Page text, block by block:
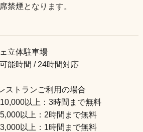
禁煙となります。
立体駐車場
能時間 / 24時間対応
ストランご利用の場合
以上：3時間まで無料
以上：2時間まで無料
以上：1時間まで無料